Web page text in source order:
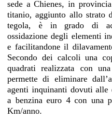
sede a Chienes, in
titanio, aggiunto allo strato
tegola, è in grado di
ossidazione degli elementi
e facilitandone il
Secondo dei calcoli una
quadrati realizzata con
permette di eliminare
agenti inquinanti dovuti alle
a benzina euro 4 con una
Km/anno.